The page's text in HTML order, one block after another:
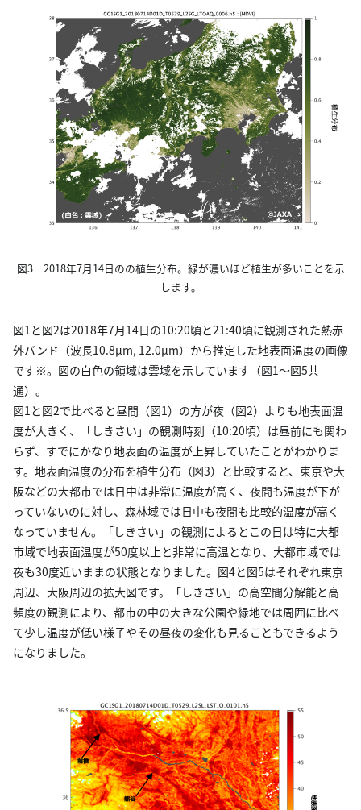
図3 2018年7月14日のの植生分布。緑が濃いほど植生が多いことを示
します。
図1と図2は2018年7月14日の10:20頃と21:40頃に観測された熱赤
外バンド（波長10.8µm, 12.0µm）から推定した地表面温度の画像
です※。図の白色の領域は雲域を示しています（図1～図5共
通）。
図1と図2で比べると昼間（図1）の方が夜（図2）よりも地表面温
度が大きく、「しきさい」の観測時刻（10:20頃）は昼前にも関わ
らず、すでにかなり地表面の温度が上昇していたことがわかりま
す。地表面温度の分布を植生分布（図3）と比較すると、東京や大
阪などの大都市では日中は非常に温度が高く、夜間も温度が下が
っていないのに対し、森林域では日中も夜間も比較的温度が高く
なっていません。「しきさい」の観測によるとこの日は特に大都
市域で地表面温度が50度以上と非常に高温となり、大都市域では
夜も30度近いままの状態となりました。図4と図5はそれぞれ東京
周辺、大阪周辺の拡大図です。「しきさい」の高空間分解能と高
頻度の観測により、都市の中の大きな公園や緑地では周囲に比べ
て少し温度が低い様子やその昼夜の変化も見ることもできるよう
になりました。